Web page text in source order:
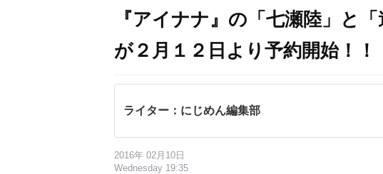
『アイナナ』の「七瀬陸」と
が２月１２日より予約開始！！
ライター：にじめん編集部
2016年 02月10日
Wednesday 19:35